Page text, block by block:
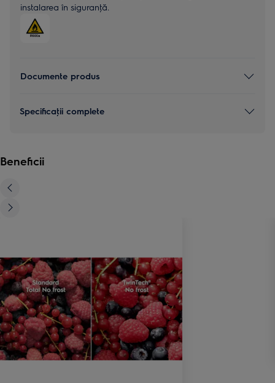
instalarea în siguranţă.
Documente produs
Specificaţii complete
Beneficii